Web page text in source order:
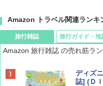
Amazon トラベル関連ランキ
旅行雑誌
Amazon 旅行雑誌 の売れ筋ラ
ディズ
誌] (Ｄ
旅行ガイド・地